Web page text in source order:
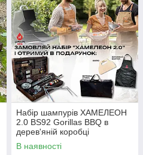
Набір шампурів ХАМЕЛЕОН
2.0 BS92 Gorillas BBQ в
дерев'яній коробці
В наявності